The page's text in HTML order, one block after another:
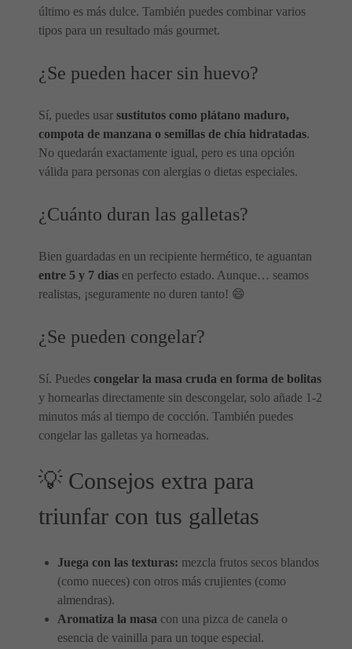
último es más dulce. También puedes combinar varios
tipos para un resultado más gourmet.
¿Se pueden hacer sin huevo?
Sí, puedes usar sustitutos como plátano maduro,
compota de manzana o semillas de chía hidratadas.
No quedarán exactamente igual, pero es una opción
válida para personas con alergias o dietas especiales.
¿Cuánto duran las galletas?
Bien guardadas en un recipiente hermético, te aguantan
entre 5 y 7 días en perfecto estado. Aunque… seamos
realistas, ¡seguramente no duren tanto! 😄
¿Se pueden congelar?
Sí. Puedes congelar la masa cruda en forma de bolitas
y hornearlas directamente sin descongelar, solo añade 1-2
minutos más al tiempo de cocción. También puedes
congelar las galletas ya horneadas.
💡 Consejos extra para
triunfar con tus galletas
Juega con las texturas: mezcla frutos secos blandos
(como nueces) con otros más crujientes (como
almendras).
Aromatiza la masa con una pizca de canela o
esencia de vainilla para un toque especial.